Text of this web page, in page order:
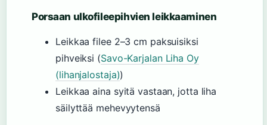
Porsaan ulkofileepihvien leikkaaminen
Leikkaa filee 2–3 cm paksuisiksi
pihveiksi (Savo-Karjalan Liha Oy
(lihanjalostaja))
Leikkaa aina syitä vastaan, jotta liha
säilyttää mehevyytensä